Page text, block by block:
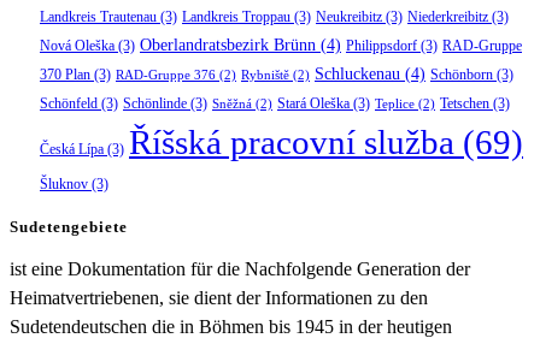
Landkreis Trautenau (3) Landkreis Troppau (3) Neukreibitz (3) Niederkreibitz (3)
Nová Oleška (3) Oberlandratsbezirk Brünn (4) Philippsdorf (3) RAD-Gruppe
370 Plan (3) RAD-Gruppe 376 (2) Rybniště (2) Schluckenau (4) Schönborn (3)
Schönfeld (3) Schönlinde (3) Sněžná (2) Stará Oleška (3) Teplice (2) Tetschen (3)
Česká Lípa (3) Říšská pracovní služba (69)
Šluknov (3)
Sudetengebiete
ist eine Dokumentation für die Nachfolgende Generation der
Heimatvertriebenen, sie dient der Informationen zu den
Sudetendeutschen die in Böhmen bis 1945 in der heutigen